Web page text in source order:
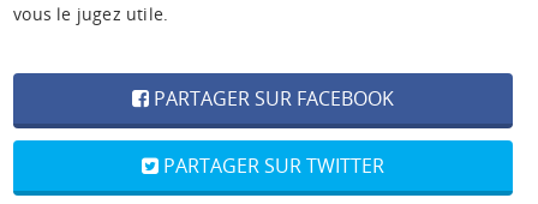
vous le jugez utile.
PARTAGER SUR FACEBOOK
PARTAGER SUR TWITTER